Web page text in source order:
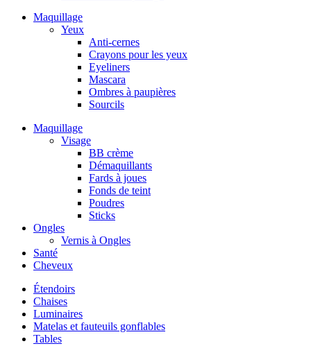
Maquillage
Yeux
Anti-cernes
Crayons pour les yeux
Eyeliners
Mascara
Ombres à paupières
Sourcils
Maquillage
Visage
BB crème
Démaquillants
Fards à joues
Fonds de teint
Poudres
Sticks
Ongles
Vernis à Ongles
Santé
Cheveux
Étendoirs
Chaises
Luminaires
Matelas et fauteuils gonflables
Tables